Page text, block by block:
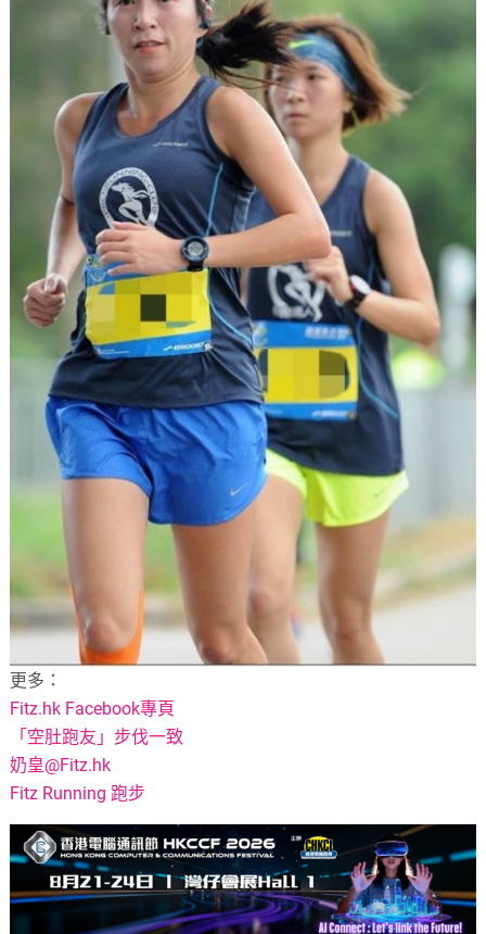
更多：
Fitz.hk Facebook專頁
奶皇@Fitz.hk
Fitz Running 跑步